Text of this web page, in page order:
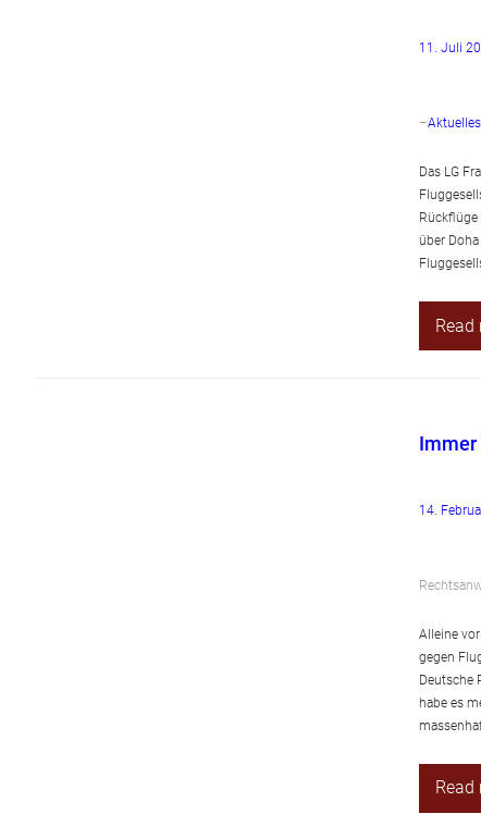
11. Juli
–Aktuelles
Das LG
Rückflüge
über
Read
Immer
14.
Alleine
gegen
Deutsche
habe es
Read